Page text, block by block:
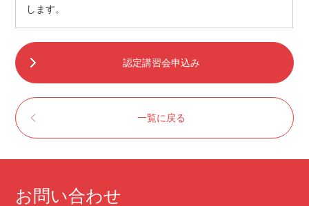
します。
認定講習会申込み
一覧に戻る
お問い合わせ